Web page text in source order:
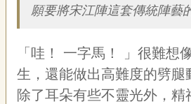
專
關
於
願要將宋江陣這套傳統陣藝
「哇！ 一字馬！ 」很難想
生，還能做出高難度的劈腿
除了耳朵有些不靈光外，精